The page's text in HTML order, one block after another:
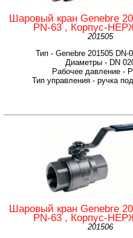
Шаровый кран Genebre
PN-63 , Корпус-
201505
Тип - Genebre 201505 DN-
Диаметры - DN
Рабочее давление -
Тип управления - ручка
Шаровый кран Genebre
PN-63 , Корпус-
201506